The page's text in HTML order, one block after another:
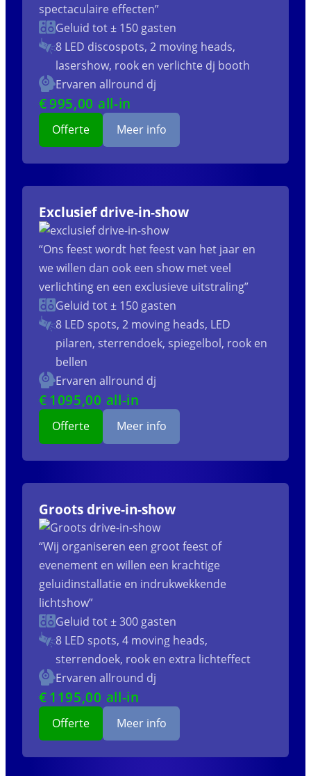
spectaculaire effecten”
Geluid tot ± 150 gasten
8 LED discospots, 2 moving heads,
lasershow, rook en verlichte dj booth
Ervaren allround dj
€995,00 all-in
Offerte Meer info
Exclusief drive-in-show
“Ons feest wordt het feest van het jaar en
we willen dan ook een show met veel
verlichting en een exclusieve uitstraling”
Geluid tot ± 150 gasten
8 LED spots, 2 moving heads, LED
pilaren, sterrendoek, spiegelbol, rook en
bellen
Ervaren allround dj
€ 1095,00 all-in
Offerte Meer info
Groots drive-in-show
“Wij organiseren een groot feest of
evenement en willen een krachtige
geluidinstallatie en indrukwekkende
lichtshow”
Geluid tot ± 300 gasten
8 LED spots, 4 moving heads,
sterrendoek, rook en extra lichteffect
Ervaren allround dj
€ 1195,00 all-in
Offerte Meer info